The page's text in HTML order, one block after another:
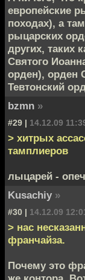
европейские
походах), а
рыцарских
других, таких
Святого
орден), орден
Тевтонский
bzmn »
#29 | 14.12.09
> хитрых
тамплиеров
лыцарей -
Kusachiy »
#30 | 14.12.09
> нас
франчайза.
Почему это